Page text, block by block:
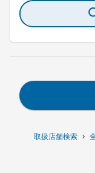
取扱店舗検索